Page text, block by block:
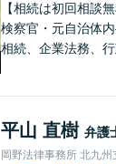
【相続は初回相談
検察官・元自治体内
相続、企業法務、行
平山 直樹 弁護
岡野法律事務所 北九州